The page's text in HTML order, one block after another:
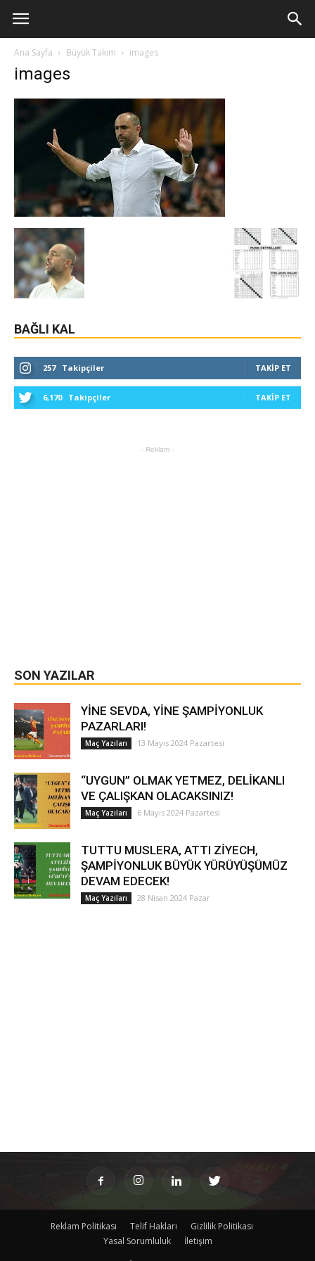
Ana Sayfa Büyük Takım images
images
BAĞLI KAL
257 Takipçiler TAKIP ET
6,170 Takipçiler TAKIP ET
- Reklam -
SON YAZILAR
YİNE SEVDA, YİNE ŞAMPİYONLUK
PAZARLARI!
Maç Yazıları 13 Mayıs 2024 Pazartesi
“UYGUN” OLMAK YETMEZ, DELİKANLI
VE ÇALIŞKAN OLACAKSINIZ!
Maç Yazıları 6 Mayıs 2024 Pazartesi
TUTTU MUSLERA, ATTI ZİYECH,
ŞAMPİYONLUK BÜYÜK YÜRÜYÜŞÜMÜZ
DEVAM EDECEK!
Maç Yazıları 28 Nisan 2024 Pazar
Reklam Politikası Telif Hakları
Gizlilik Politikası
Yasal Sorumluluk
İletişim